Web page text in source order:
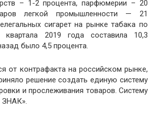
– 1-2 процента, парфюмерии – 20
легкой промышленности — 21
сигарет на рынке табака по
квартала 2019 года составила 10,3
было 4,5 процента.
от контрафакта на российском рынке,
решение создать единую систему
и прослеживания товаров. Систему
ЗНАК».